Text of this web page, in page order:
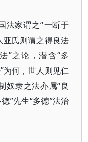
法家谓之“一断于
亚氏则谓之得良法
”之论，潜含“多
为何，世人则见仁
奴隶之法亦属“良
”先生“多德”法治